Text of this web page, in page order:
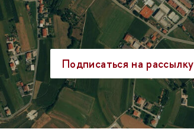
Подписаться на рассылку